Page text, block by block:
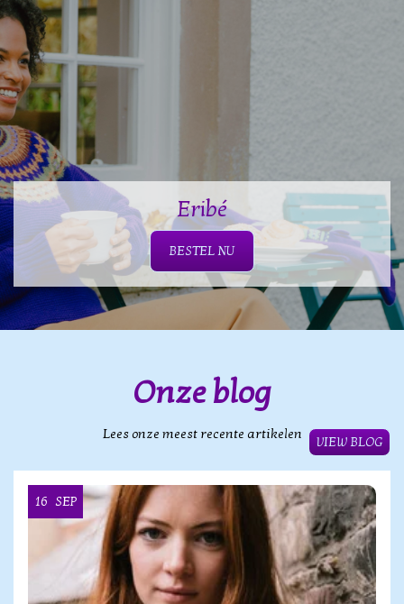
Eribé
BESTEL NU
Onze blog
Lees onze meest recente artikelen
VIEW BLOG
16 SEP